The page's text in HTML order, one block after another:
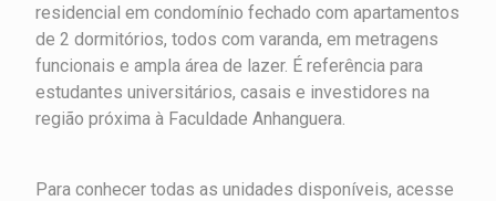
residencial em condomínio fechado com apartamentos
de 2 dormitórios, todos com varanda, em metragens
funcionais e ampla área de lazer. É referência para
estudantes universitários, casais e investidores na
região próxima à Faculdade Anhanguera.
Para conhecer todas as unidades disponíveis, acesse